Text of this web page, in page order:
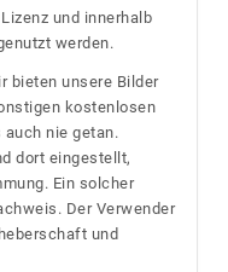
und innerhalb
werden.
bieten unsere Bilder
kostenlosen
nie getan.
dort eingestellt,
Ein solcher
Der Verwender
und